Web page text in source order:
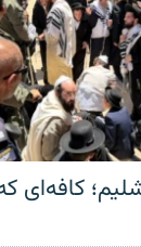
کافه‌ای